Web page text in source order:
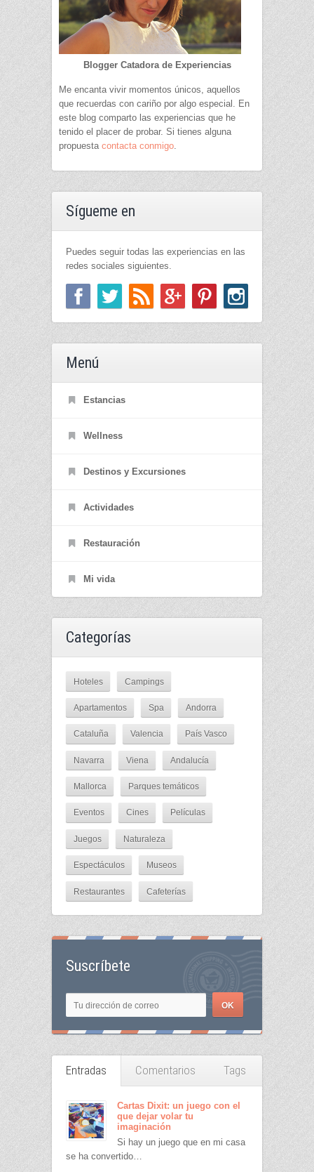
Blogger Catadora de Experiencias
Me encanta vivir momentos únicos, aquellos
que recuerdas con cariño por algo especial. En
este blog comparto las experiencias que he
tenido el placer de probar. Si tienes alguna
propuesta contacta conmigo.
Sígueme en
Puedes seguir todas las experiencias en las
redes sociales siguientes.
Menú
Estancias
Wellness
Destinos y Excursiones
Actividades
Restauración
Mi vida
Categorías
Hoteles Campings
Apartamentos Spa Andorra
Cataluña Valencia País Vasco
Navarra Viena Andalucía
Mallorca Parques temáticos
Eventos Cines Películas
Juegos Naturaleza
Espectáculos Museos
Restaurantes Cafeterías
Suscríbete
Entradas Comentarios Tags
Cartas Dixit: un juego con el
que dejar volar tu
imaginación
Si hay un juego que en mi casa
se ha convertido…